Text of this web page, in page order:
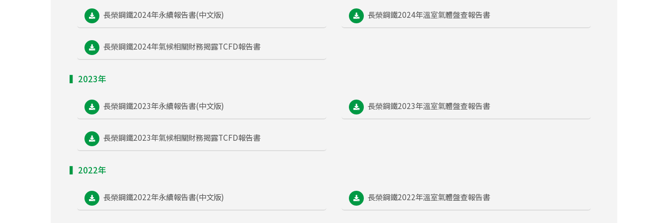
長榮鋼鐵2024年永續報告書(中文版) 長榮鋼鐵2024年溫室氣體盤查報告書
長榮鋼鐵2024年氣候相關財務揭露TCFD報告書
▍2023年
長榮鋼鐵2023年永續報告書(中文版) 長榮鋼鐵2023年溫室氣體盤查報告書
長榮鋼鐵2023年氣候相關財務揭露TCFD報告書
▍2022年
長榮鋼鐵2022年永續報告書(中文版) 長榮鋼鐵2022年溫室氣體盤查報告書